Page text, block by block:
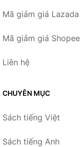
Mã giảm giá Lazada
Mã giảm giá Shopee
Liên hệ
CHUYÊN MỤC
Sách tiếng Việt
Sách tiếng Anh